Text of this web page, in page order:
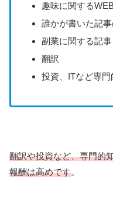
趣味に関する
誰かが書いた記
副業に関する記事
翻訳
投資、ITなど専
翻訳や投資など、専門的
報酬は高めです。